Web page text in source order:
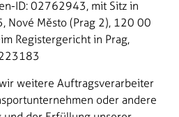
ID: 02762943, mit Sitz in
Nové Město (Prag 2), 120 00
Registergericht in Prag,
weitere Auftragsverarbeiter
oder andere